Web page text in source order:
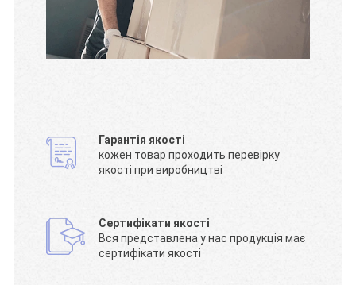
Гарантія якості
кожен товар проходить перевірку
якості при виробництві
Сертифікати якості
Вся представлена у нас продукція має
сертифікати якості